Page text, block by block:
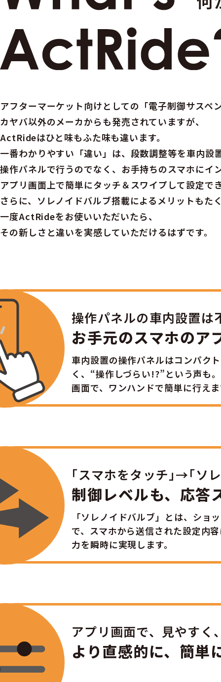
アフターマーケット向けとしての「電子制御サスペ
カヤバ以外のメーカからも発売されていますが、
ActRideはひと味もふた味も違います。
一番わかりやすい「違い」は、段数調整等を車内設
操作パネルで行うのでなく、お手持ちのスマホにイ
アプリ画面上で簡単にタッチ＆スワイプして設定で
さらに、ソレノイドバルブ搭載によるメリットもた
一度ActRideをお使いいただいたら、
その新しさと違いを実感していただけるはずです。
操作パネルの車内設置は
お手元のスマホのア
車内設置の操作パネルはコンパク
く、“操作しづらい!?”という声も
画面で、ワンハンドで簡単に行え
「スマホをタッチ 」→「ソ
制御レベルも、応答
「ソレノイドバルブ」とは、ショ
で、スマホから送信された設定内
力を瞬時に実現します。
アプリ画面で、見やすく
より直感的に、簡単